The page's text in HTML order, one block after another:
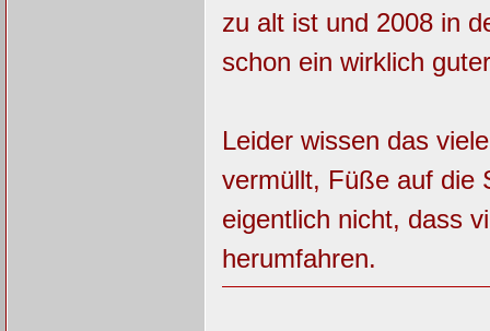
zu alt ist und 2008 in
schon ein wirklich
Leider wissen das
vermüllt, Füße auf die
eigentlich nicht, dass
herumfahren.